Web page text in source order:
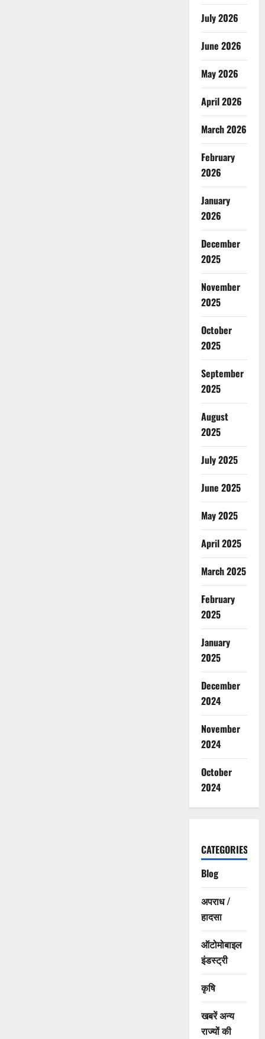
July 2026
June 2026
May 2026
April 2026
March 2026
February
2026
January
2026
December
2025
November
2025
October
2025
September
2025
August
2025
July 2025
June 2025
May 2025
April 2025
March 2025
February
2025
January
2025
December
2024
November
2024
October
2024
CATEGORIES
Blog
अपराध /
हादसा
ऑटोमोबाइल
इंडस्ट्री
कृषि
खबरें अन्य
राज्यों की